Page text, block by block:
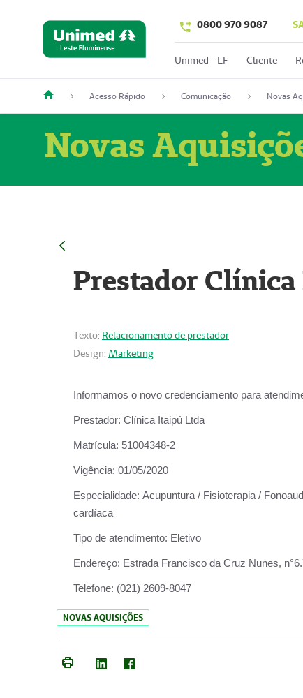
0800 970 9087
Unimed - LF Cliente
Acesso Rápido Comunicação Novas
Novas
Prestador
Texto: Relacionamento de prestador
Design: Marketing
Informamos o novo credenciamento para
Prestador: Clínica Itaipú Ltda
Matrícula: 51004348-2
Vigência: 01/05/2020
Especialidade: Acupuntura / Fisioterapia /
cardíaca
Tipo de atendimento: Eletivo
Endereço: Estrada Francisco da Cruz Nunes,
Telefone: (021) 2609-8047
NOVAS AQUISIÇÕES